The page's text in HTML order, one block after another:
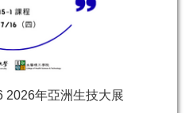
2026年亞洲生技大展